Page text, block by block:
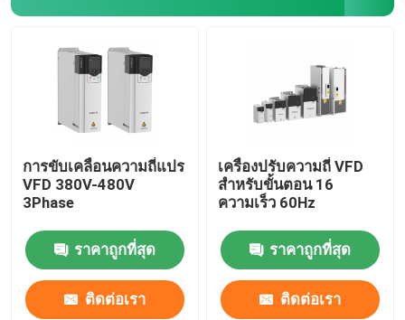
การขับเคลื่อนความถี่แปร
VFD 380V-480V
3Phase
ราคาถูกที่สุด
ติดต่อเรา
เครื่องปรับความถี่ VFD
สําหรับขั้นตอน 16
ความเร็ว 60Hz
ราคาถูกที่สุด
ติดต่อเรา